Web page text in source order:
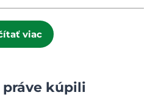
viac
práve kúpili